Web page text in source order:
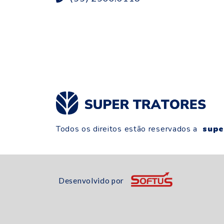
Todos os direitos estão reservados a
Desenvolvido por